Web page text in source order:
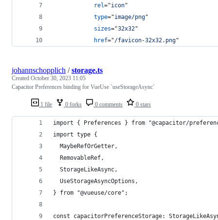
rel="icon"
type="image/png"
sizes="32x32"
href="/favicon-32x32.png"
1 file 0 forks 0 comments 0 stars
johannschopplich /storage.ts
Created October 30, 2023 11:05
Capacitor Preferences binding for VueUse `useStorageAsync`
import { Preferences } from "@capacitor/
import type {
  MaybeRefOrGetter,
  RemovableRef,
  StorageLikeAsync,
  UseStorageAsyncOptions,
} from "@vueuse/core";
const capacitorPreferenceStorage: